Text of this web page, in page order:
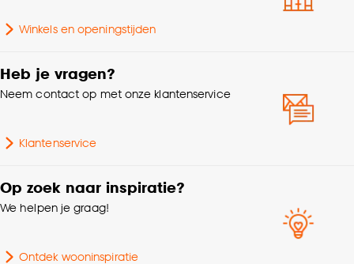
kan aanpassen, bekijk hiervoor onze
cookieverklaring.
Kleurtint Paars
Winkels en openingstijden
Heb je vragen?
Neem contact op met onze klantenservice
Klantenservice
Op zoek naar inspiratie?
We helpen je graag!
Ontdek wooninspiratie